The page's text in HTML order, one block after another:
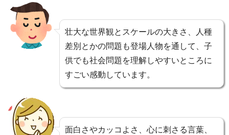
壮大な世界観とスケールの大きさ、人種
差別とかの問題も登場人物を通して、子
供でも社会問題を理解しやすいところに
すごい感動しています。
面白さやカッコよさ、心に刺さる言葉、